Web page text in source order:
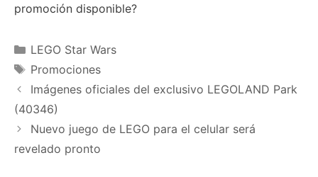
promoción disponible?
Categories
LEGO Star Wars
Tags
Promociones
Imágenes oficiales del exclusivo LEGOLAND Park
(40346)
Nuevo juego de LEGO para el celular será
revelado pronto